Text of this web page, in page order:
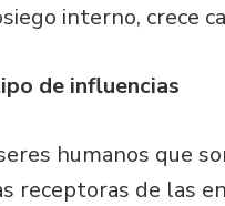
interno, crece
de influencias
humanos que
receptoras de las